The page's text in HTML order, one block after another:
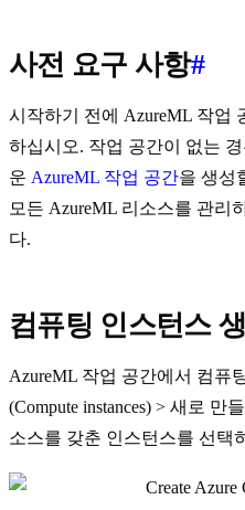
사전 요구 사항#
시작하기 전에 AzureML 작업
하십시오. 작업 공간이 없는
운 AzureML 작업 공간을 생성
모든 AzureML 리소스를 관리
다.
컴퓨팅 인스턴스
AzureML 작업 공간에서 컴퓨
(Compute instances) > 새로 만
소스를 갖춘 인스턴스를 선택